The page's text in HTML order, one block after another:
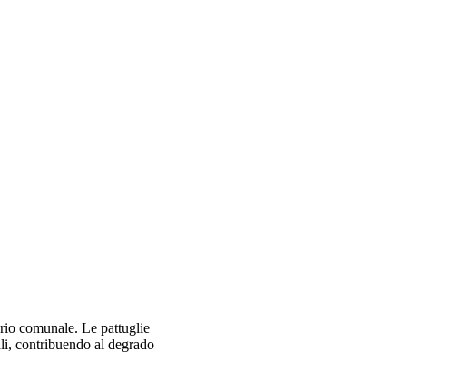
comunale. Le pattuglie
contribuendo al degrado